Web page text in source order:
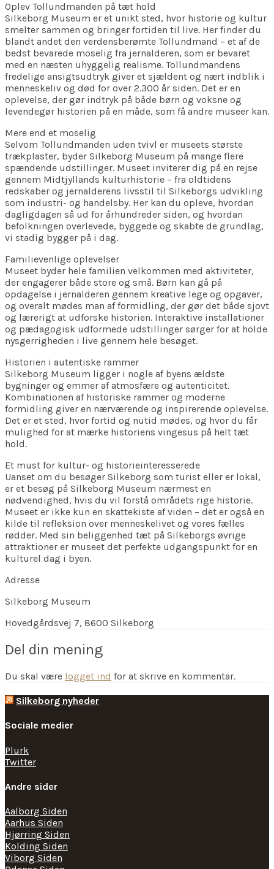
Oplev Tollundmanden på tæt hold
Silkeborg Museum er et unikt sted, hvor historie og kultur
smelter sammen og bringer fortiden til live. Her finder du
blandt andet den verdensberømte Tollundmand – et af de
bedst bevarede moselig fra jernalderen, som er bevaret
med en næsten uhyggelig realisme. Tollundmandens
fredelige ansigtsudtryk giver et sjældent og nært indblik i
menneskeliv og død for over 2.300 år siden. Det er en
oplevelse, der gør indtryk på både børn og voksne og
levendegør historien på en måde, som få andre museer kan.
Mere end et moselig
Selvom Tollundmanden uden tvivl er museets største
trækplaster, byder Silkeborg Museum på mange flere
spændende udstillinger. Museet inviterer dig på en rejse
gennem Midtjyllands kulturhistorie – fra oldtidens
redskaber og jernalderens livsstil til Silkeborgs udvikling
som industri- og handelsby. Her kan du opleve, hvordan
dagligdagen så ud for århundreder siden, og hvordan
befolkningen overlevede, byggede og skabte de grundlag,
vi stadig bygger på i dag.
Familievenlige oplevelser
Museet byder hele familien velkommen med aktiviteter,
der engagerer både store og små. Børn kan gå på
opdagelse i jernalderen gennem kreative lege og opgaver,
og overalt mødes man af formidling, der gør det både sjovt
og lærerigt at udforske historien. Interaktive installationer
og pædagogisk udformede udstillinger sørger for at holde
nysgerrigheden i live gennem hele besøget.
Historien i autentiske rammer
Silkeborg Museum ligger i nogle af byens ældste
bygninger og emmer af atmosfære og autenticitet.
Kombinationen af historiske rammer og moderne
formidling giver en nærværende og inspirerende oplevelse.
Det er et sted, hvor fortid og nutid mødes, og hvor du får
mulighed for at mærke historiens vingesus på helt tæt
hold.
Et must for kultur- og historieinteresserede
Uanset om du besøger Silkeborg som turist eller er lokal,
er et besøg på Silkeborg Museum nærmest en
nødvendighed, hvis du vil forstå områdets rige historie.
Museet er ikke kun en skattekiste af viden – det er også en
kilde til refleksion over menneskelivet og vores fælles
rødder. Med sin beliggenhed tæt på Silkeborgs øvrige
attraktioner er museet det perfekte udgangspunkt for en
kulturel dag i byen.
Adresse
Silkeborg Museum
Hovedgårdsvej 7, 8600 Silkeborg
Del din mening
Du skal være logget ind for at skrive en kommentar.
Silkeborg nyheder
Sociale medier
Plurk
Twitter
Andre sider
Aalborg Siden
Aarhus Siden
Hjørring Siden
Kolding Siden
Viborg Siden